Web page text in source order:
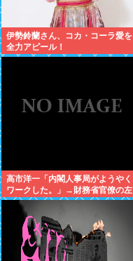
伊勢鈴蘭さん、コカ・コーラ愛を
全力アピール！
高市洋一「内閣人事局がようやく
ワークした。」→財務省官僚の左
遷記事を喜んでポスト